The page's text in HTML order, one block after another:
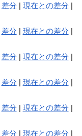
差分| 現在との差分|
差分| 現在との差分|
差分| 現在との差分|
差分| 現在との差分|
差分| 現在との差分|
差分| 現在との差分|